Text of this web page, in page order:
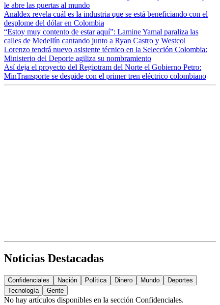
le abre las puertas al mundo
Analdex revela cuál es la industria que se está beneficiando con el
desplome del dólar en Colombia
“Estoy muy contento de estar aquí”: Lamine Yamal paraliza las
calles de Medellín cantando junto a Ryan Castro y Westcol
Lorenzo tendrá nuevo asistente técnico en la Selección Colombia:
Ministerio del Deporte agiliza su nombramiento
Así deja el proyecto del Regiotram del Norte el Gobierno Petro:
MinTransporte se despide con el primer tren eléctrico colombiano
Noticias Destacadas
Confidenciales Nación Política Dinero Mundo
Deportes
Tecnología
Gente
No hay artículos disponibles en la sección Confidenciales.